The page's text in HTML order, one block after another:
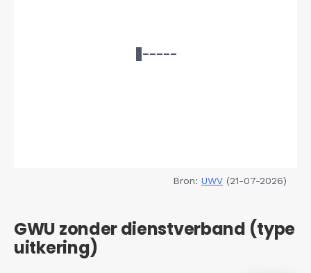
Bron: UWV (21-07-2026)
GWU zonder dienstverband (type
uitkering)